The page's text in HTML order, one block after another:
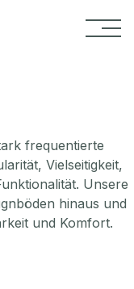
frequentierte
Vielseitigkeit,
Unsere
hinaus und
und Komfort.